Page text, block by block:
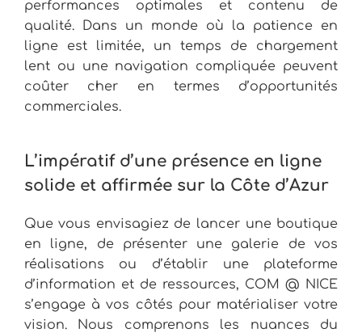
performances optimales et contenu de
qualité. Dans un monde où la patience en
ligne est limitée, un temps de chargement
lent ou une navigation compliquée peuvent
coûter cher en termes d’opportunités
commerciales.
L’impératif d’une présence en ligne
solide et affirmée sur la Côte d’Azur
Que vous envisagiez de lancer une boutique
en ligne, de présenter une galerie de vos
réalisations ou d’établir une plateforme
d’information et de ressources, COM @ NICE
s’engage à vos côtés pour matérialiser votre
vision. Nous comprenons les nuances du